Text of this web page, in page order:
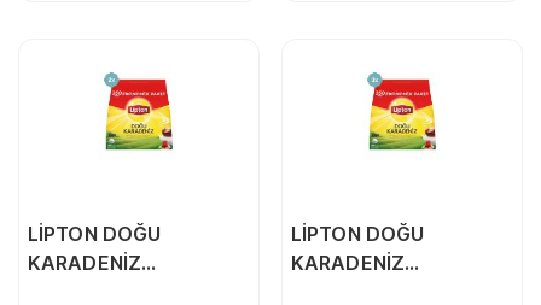
LİPTON DOĞU
KARADENİZ
LİPTON DOĞU
KARADENİZ